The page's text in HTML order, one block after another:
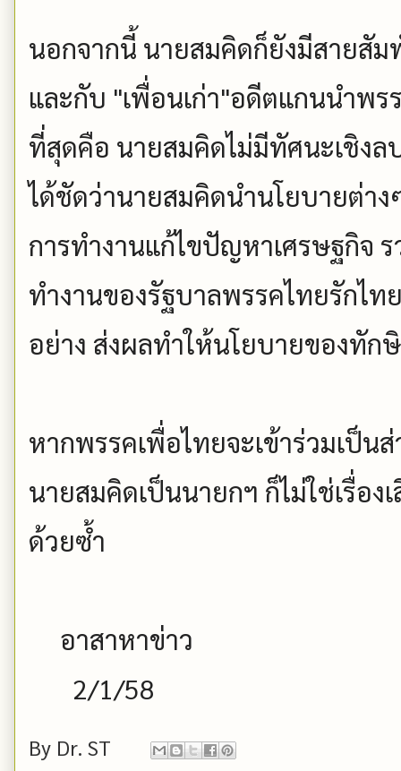
นอกจากนี้ นายสมคิดก็ยังมีสายสั
และกับ "เพื่อนเก่า"อดีตแกนนำพ
ที่สุดคือ นายสมคิดไม่มีทัศนะเชิง
ได้ชัดว่านายสมคิดนำนโยบายต่า
การทำงานแก้ไขปัญหาเศรษฐกิจ
ทำงานของรัฐบาลพรรคไทยรักไ
อย่าง ส่งผลทำให้นโยบายของทัก
หากพรรคเพื่อไทยจะเข้าร่วมเป็
นายสมคิดเป็นนายกฯ ก็ไม่ใช่เรื่อ
ด้วยซ้ำ
อาสาหาข่าว
2/1/58
By Dr. ST